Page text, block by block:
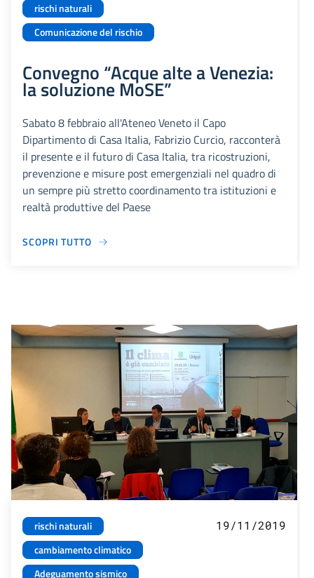
rischi naturali
Comunicazione del rischio
Convegno “Acque alte a Venezia:
la soluzione MoSE”
Sabato 8 febbraio all'Ateneo Veneto il Capo
Dipartimento di Casa Italia, Fabrizio Curcio, racconterà
il presente e il futuro di Casa Italia, tra ricostruzioni,
prevenzione e misure post emergenziali nel quadro di
un sempre più stretto coordinamento tra istituzioni e
realtà produttive del Paese
SCOPRI TUTTO
rischi naturali
cambiamento climatico
Adeguamento sismico
19/11/2019